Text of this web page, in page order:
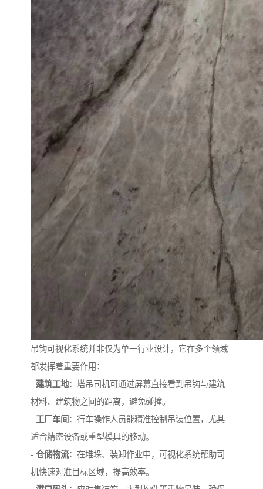
吊钩可视化系统并非仅为单一行业设计，它在多个领域
都发挥着重要作用：
- 建筑工地：塔吊司机可通过屏幕直接看到吊钩与建筑
材料、建筑物之间的距离，避免碰撞。
- 工厂车间 ：行车操作人员能精准控制吊装位置，尤其
适合精密设备或重型模具的移动。
- 仓储物流：在堆垛、装卸作业中，可视化系统帮助司
机快速对准目标区域，提高效率。